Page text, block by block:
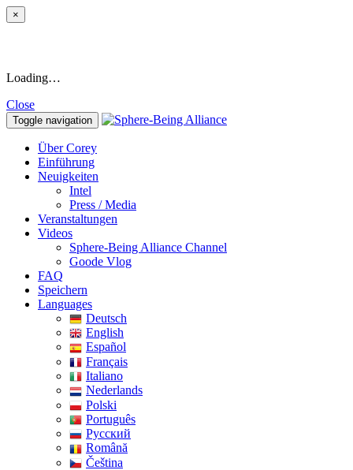
×
Loading…
Close
Toggle navigation
Über Corey
Einführung
Neuigkeiten
Intel
Press / Media
Veranstaltungen
Videos
Sphere-Being Alliance Channel
Goode Vlog
FAQ
Speichern
Languages
Deutsch
English
Español
Français
Italiano
Nederlands
Polski
Português
Pусский
Română
Čeština